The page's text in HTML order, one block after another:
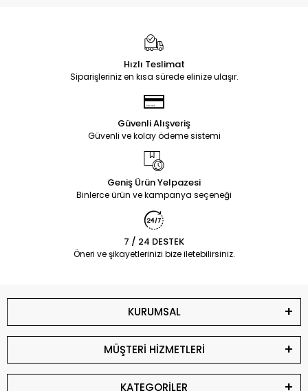
Hızlı Teslimat
Siparişleriniz en kısa sürede elinize ulaşır.
Güvenli Alışveriş
Güvenli ve kolay ödeme sistemi
Geniş Ürün Yelpazesi
Binlerce ürün ve kampanya seçeneği
7 / 24 DESTEK
Öneri ve şikayetlerinizi bize iletebilirsiniz.
KURUMSAL
MÜŞTERİ HİZMETLERİ
KATEGORİLER